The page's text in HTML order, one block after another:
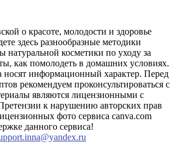
о красоте, молодости и здоровье
здесь разнообразные методики
натуральной косметики по уходу за
как помолодеть в домашних условиях.
носят информационный характер. Перед
рекомендуем проконсультироваться с
являются лицензионными с
к нарушению авторских прав
фото сервиса canva.com
данного сервиса!